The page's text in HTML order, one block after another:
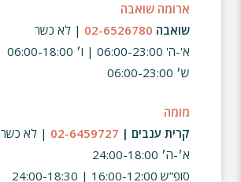
ארומה שואבה
שואבה 02-6526780 | לא כשר
א'-ה' 06:00-23:00 | ו׳ 06:00-18:00
ש׳ 06:00-23:00
מומה
קרית ענבים | 02-6459727 | לא כשר
א׳-ה׳ 24:00-18:00
סופ”ש 16:00-12:00 | 24:00-18:30